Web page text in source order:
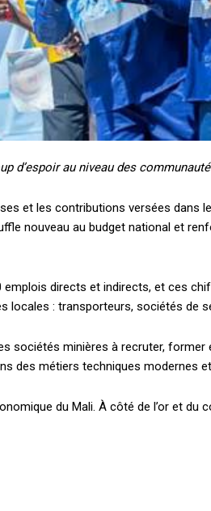
d’espoir au niveau des
et les contributions versées
nouveau au budget national et
directs et indirects, et ces
locales : transporteurs, sociétés de
sociétés minières à recruter,
des métiers techniques modernes
du Mali. À côté de l’or et